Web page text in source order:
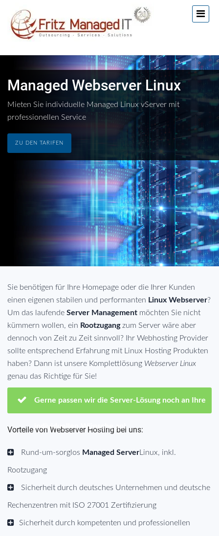
Managed Webserver Linux
Mieten Sie individuelle Managed Linux vServer mit
professionellen Service
ZU DEN TARIFEN
Sie benötigen für Ihre Homepage oder die Ihrer Kunden
einen eigenen stabilen und performanten Linux Webserver?
Um das laufende Server Management möchten Sie nicht
kümmern wollen, ein Rootzugangzum Server wäre aber
dennoch von Zeit zu Zeit sinnvoll? Ihr Webhosting Provider
sollte entsprechend Erfahrung mit Linux Hosting Produkten
haben? Dann ist unsere Komplettlösung Webserver Linux
genau das Richtige für Sie!
Gerne passen wir die Server-Lösung noch an Ihre
individuellen Wünsche an!
Vorteile von Webserver Hosting bei uns:
Rund-um-sorglos Managed Server Linux, inkl.
Rootzugang
Sicherheit durch deutsches Unternehmen und deutsche
Rechenzentren mit ISO 27001 Zertifizierung
Sicherheit durch kompetenten und professionellen